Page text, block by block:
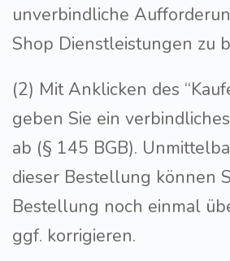
unverbindliche
Shop Dienstleistungen zu
(2) Mit Anklicken des
geben Sie ein
ab (§ 145 BGB).
dieser Bestellung können
Bestellung noch einmal
ggf. korrigieren.